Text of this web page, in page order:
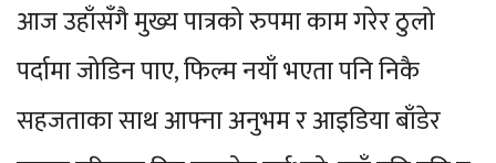
आज उहाँसँगै मुख्य पात्रको रुपमा काम गरेर ठुलो
पर्दामा जोडिन पाए, फिल्म नयाँ भएता पनि निकै
सहजताका साथ आफ्ना अनुभम र आइडिया बाँडेर